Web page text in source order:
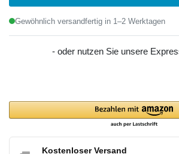
Gewöhnlich versandfertig in 1–2 Werktagen
- oder nutzen Sie unsere
Kostenloser Versand